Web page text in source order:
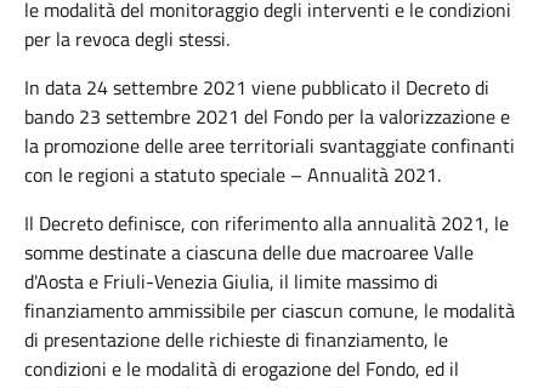
le modalità del monitoraggio degli interventi e le condizioni
per la revoca degli stessi.
In data 24 settembre 2021 viene pubblicato il Decreto di
bando 23 settembre 2021 del Fondo per la valorizzazione e
la promozione delle aree territoriali svantaggiate confinanti
con le regioni a statuto speciale – Annualità 2021.
Il Decreto definisce, con riferimento alla annualità 2021, le
somme destinate a ciascuna delle due macroaree Valle
d'Aosta e Friuli-Venezia Giulia, il limite massimo di
finanziamento ammissibile per ciascun comune, le modalità
di presentazione delle richieste di finanziamento, le
condizioni e le modalità di erogazione del Fondo, ed il